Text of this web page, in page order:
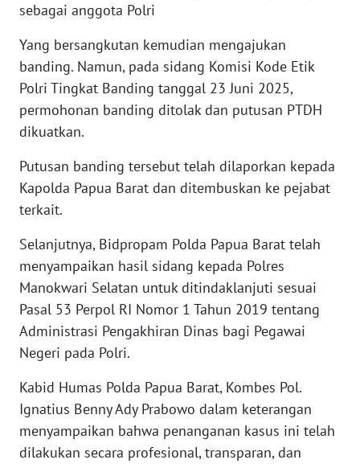
sebagai anggota Polri
Yang bersangkutan kemudian mengajukan
banding. Namun, pada sidang Komisi Kode Etik
Polri Tingkat Banding tanggal 23 Juni 2025,
permohonan banding ditolak dan putusan PTDH
dikuatkan.
Putusan banding tersebut telah dilaporkan kepada
Kapolda Papua Barat dan ditembuskan ke pejabat
terkait.
Selanjutnya, Bidpropam Polda Papua Barat telah
menyampaikan hasil sidang kepada Polres
Manokwari Selatan untuk ditindaklanjuti sesuai
Pasal 53 Perpol RI Nomor 1 Tahun 2019 tentang
Administrasi Pengakhiran Dinas bagi Pegawai
Negeri pada Polri.
Kabid Humas Polda Papua Barat, Kombes Pol.
Ignatius Benny Ady Prabowo dalam keterangan
menyampaikan bahwa penanganan kasus ini telah
dilakukan secara profesional, transparan, dan
WN
JAMBI
WN
WN
WN
SULTENG
WN
SULBAR
BABEL
WN
SUMBAR
WN
SUMSEL